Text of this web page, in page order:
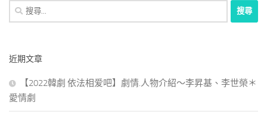
搜
尋
字:
近期文章
【2022韓劇 依法相爱吧】劇情.人物介紹～李昇基、李世榮＊
愛情劇